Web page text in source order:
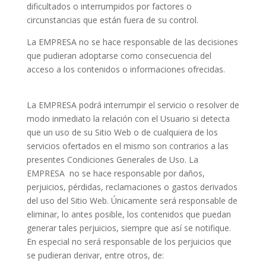
dificultados o interrumpidos por factores o
circunstancias que están fuera de su control.
La EMPRESA no se hace responsable de las decisiones
que pudieran adoptarse como consecuencia del
acceso a los contenidos o informaciones ofrecidas.
La EMPRESA podrá interrumpir el servicio o resolver de
modo inmediato la relación con el Usuario si detecta
que un uso de su Sitio Web o de cualquiera de los
servicios ofertados en el mismo son contrarios a las
presentes Condiciones Generales de Uso. La
EMPRESA no se hace responsable por daños,
perjuicios, pérdidas, reclamaciones o gastos derivados
del uso del Sitio Web. Únicamente será responsable de
eliminar, lo antes posible, los contenidos que puedan
generar tales perjuicios, siempre que así se notifique.
En especial no será responsable de los perjuicios que
se pudieran derivar, entre otros, de: